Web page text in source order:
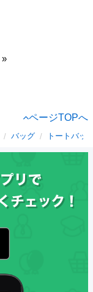
ページTOPへ
バッグ トートバッ